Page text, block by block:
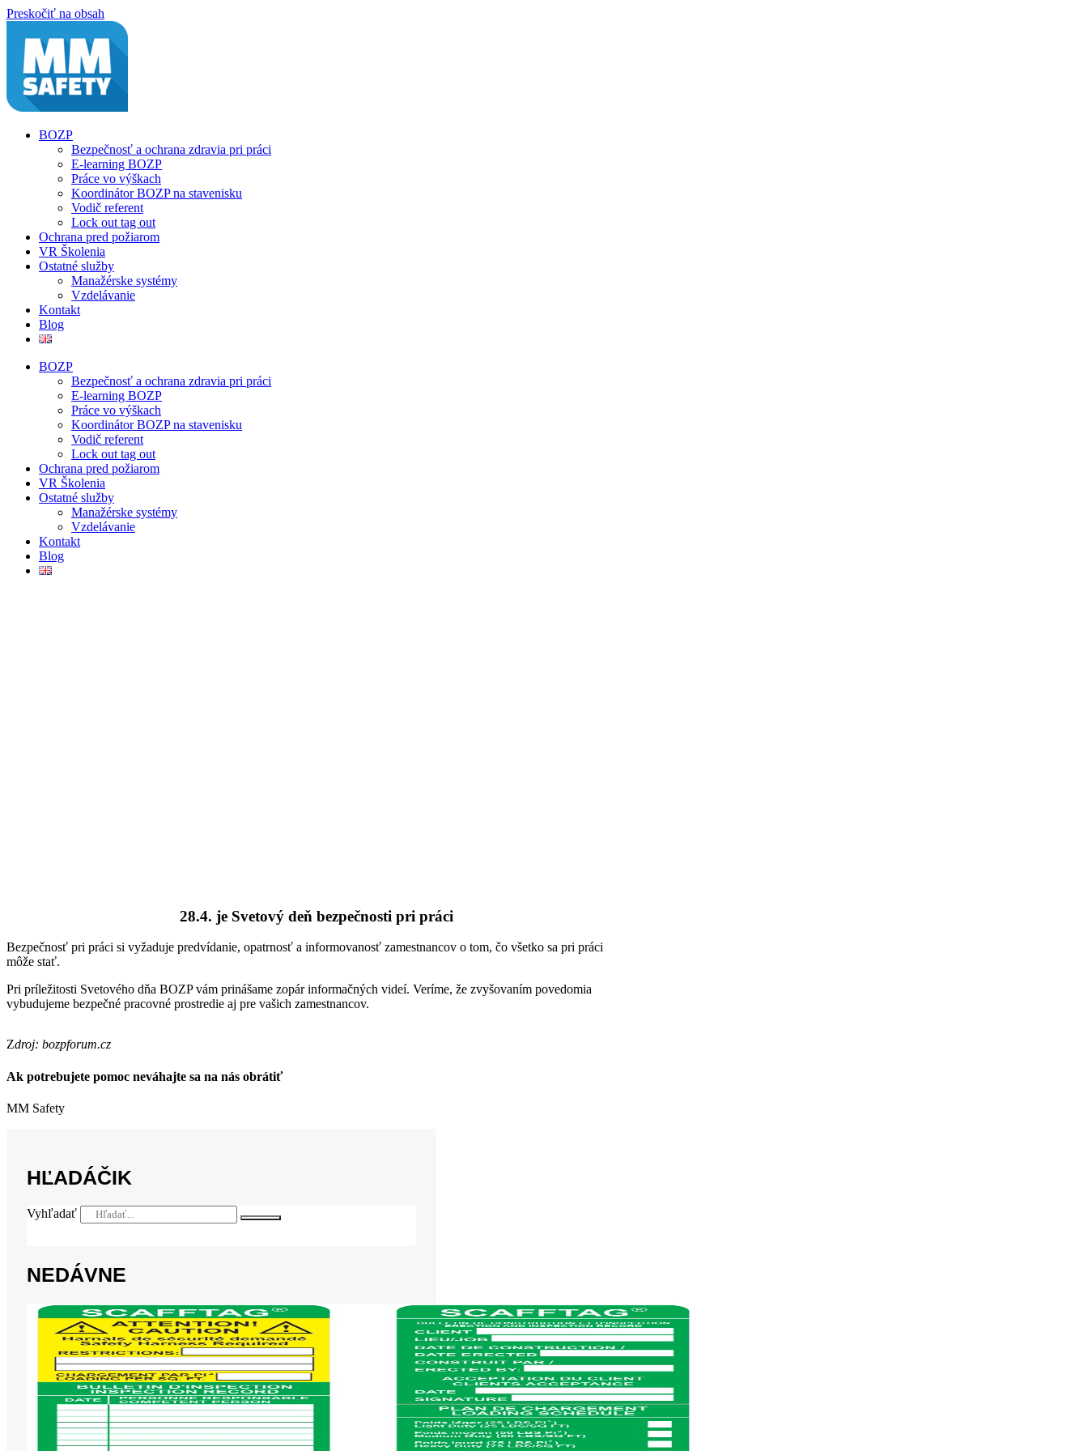
Preskočiť na obsah
BOZP
Bezpečnosť a ochrana zdravia pri práci
E-learning BOZP
Práce vo výškach
Koordinátor BOZP na stavenisku
Vodič referent
Lock out tag out
Ochrana pred požiarom
VR Školenia
Ostatné služby
Manažérske systémy
Vzdelávanie
Kontakt
Blog
BOZP
Bezpečnosť a ochrana zdravia pri práci
E-learning BOZP
Práce vo výškach
Koordinátor BOZP na stavenisku
Vodič referent
Lock out tag out
Ochrana pred požiarom
VR Školenia
Ostatné služby
Manažérske systémy
Vzdelávanie
Kontakt
Blog
28.4. je Svetový deň bezpečnosti pri práci
Bezpečnosť pri práci si vyžaduje predvídanie, opatrnosť a informovanosť zamestnancov o tom, čo všetko sa pri práci
môže stať.
Pri príležitosti Svetového dňa BOZP vám prinášame zopár informačných videí. Veríme, že zvyšovaním povedomia
vybudujeme bezpečné pracovné prostredie aj pre vašich zamestnancov.
Zdroj: bozpforum.cz
Ak potrebujete pomoc neváhajte sa na nás obrátiť
MM Safety
HĽADÁČIK
Vyhľadať
NEDÁVNE